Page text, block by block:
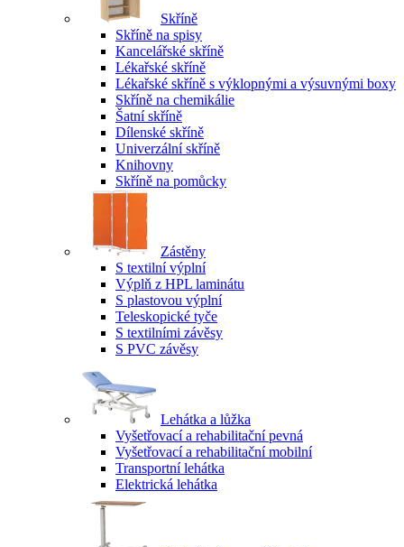
Skříně
Skříně na spisy
Kancelářské skříně
Lékařské skříně
Lékařské skříně s výklopnými a výsuvnými boxy
Skříně na chemikálie
Šatní skříně
Dílenské skříně
Univerzální skříně
Knihovny
Skříně na pomůcky
Zástěny
S textilní výplní
Výplň z HPL laminátu
S plastovou výplní
Teleskopické tyče
S textilními závěsy
S PVC závěsy
Lehátka a lůžka
Vyšetřovací a rehabilitační pevná
Vyšetřovací a rehabilitační mobilní
Transportní lehátka
Elektrická lehátka